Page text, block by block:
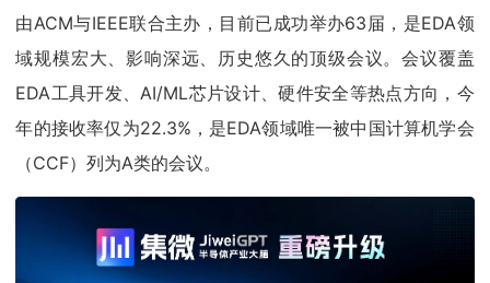
由ACM与IEEE联合主办，目前已成功举办63届，是EDA领
域规模宏大、影响深远、历史悠久的顶级会议。会议覆盖
EDA工具开发、AI/ML芯片设计、硬件安全等热点方向，今
年的接收率仅为22.3%，是EDA领域唯一被中国计算机学会
（CCF）列为A类的会议。